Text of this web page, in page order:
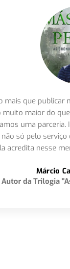
mais que
maior do
uma
só pelo
acredita nesse
Márcio
Autor da Trilogia